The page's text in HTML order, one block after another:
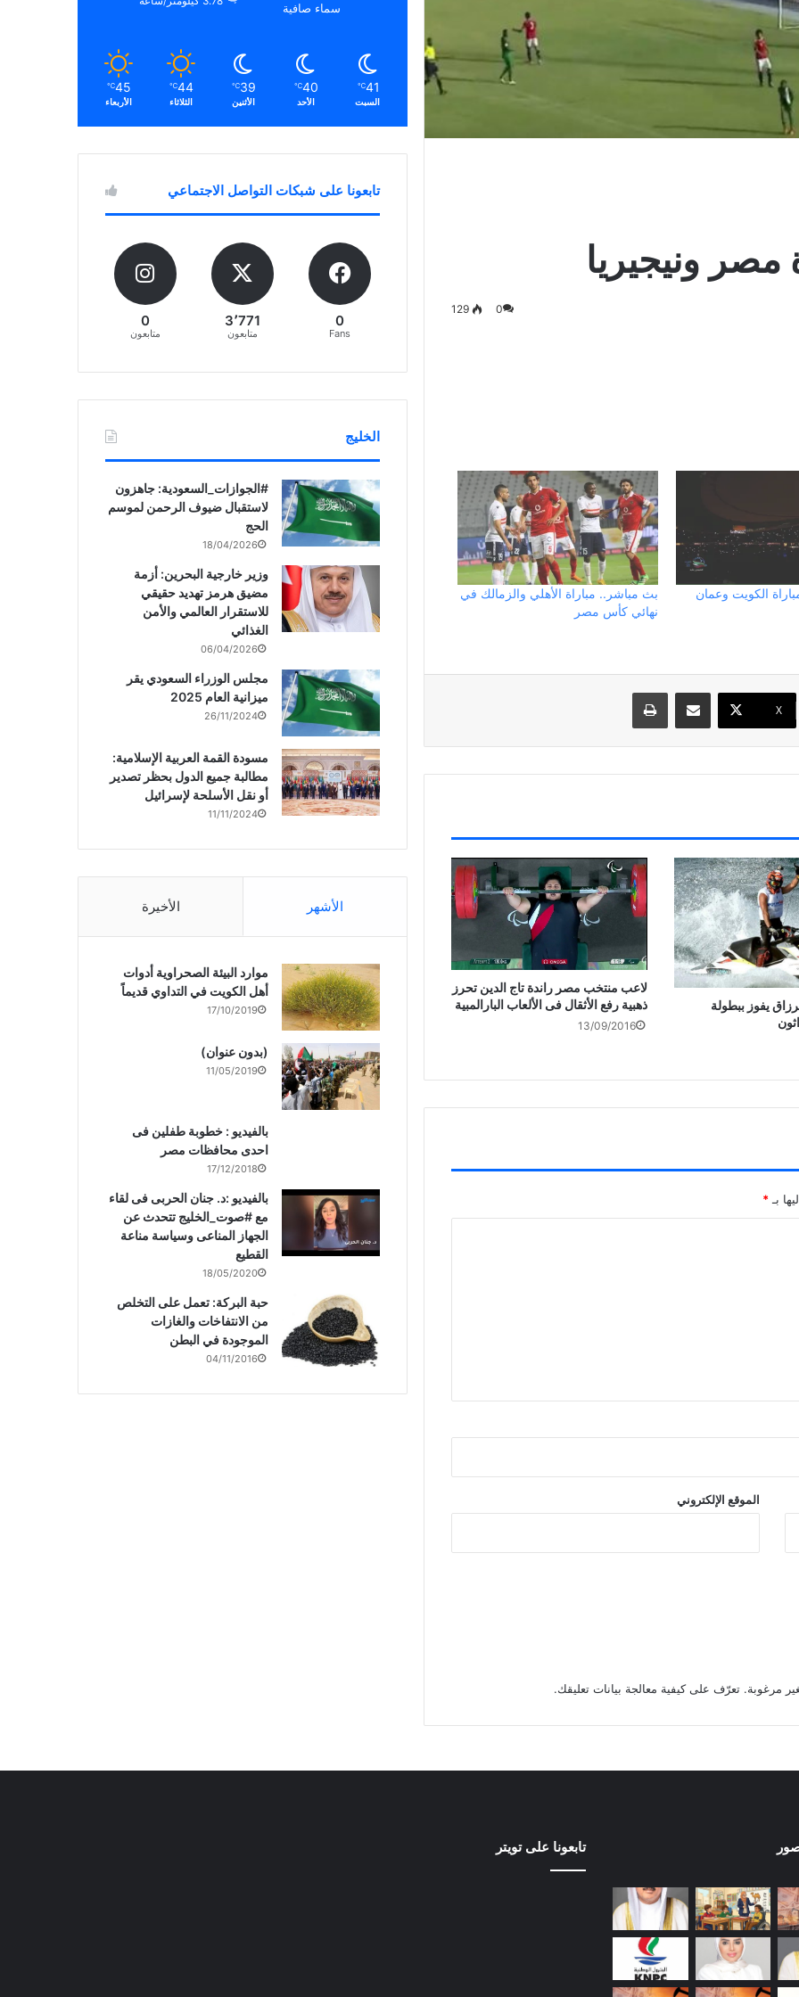
مصر ونيجيريا
0
129
الكويت وعمان
بث مباشر.. مباراة الأهلي والزمالك في
نهائي كأس مصر
X
مشاركة عبر البريد طباعة
يفوز ببطولة
لاعب منتخب مصر راندة تاج الدين تحرز
ذهبية رفع الأثقال فى الألعاب البارالمبية
13/09/2016
بـ*
الموقع الإلكتروني
تعرّف على كيفية معالجة بيانات تعليقك.
سماء صافية
41
℃
السبت
40
℃
الأحد
39
℃
الأثنين
44
℃
الثلاثاء
45
℃
الأربعاء
تابعونا على شبكات التواصل الاجتماعي
0
Fans
3٬771
متابعون
0
متابعون
الخليج
‏‎#الجوازات_السعودية: جاهزون
لاستقبال ضيوف الرحمن لموسم
الحج
18/04/2026
وزير خارجية البحرين: أزمة
مضيق هرمز تهديد حقيقي
للاستقرار العالمي والأمن
الغذائي
06/04/2026
مجلس الوزراء السعودي يقر
ميزانية العام 2025
26/11/2024
مسودة القمة العربية الإسلامية:
مطالبة جميع الدول بحظر تصدير
أو نقل الأسلحة لإسرائيل
11/11/2024
الأشهر الأخيرة
موارد البيئة الصحراوية أدوات
أهل الكويت في التداوي قديماً
17/10/2019
(بدون عنوان)
11/05/2019
بالفيديو : خطوبة طفلين فى
احدى محافظات مصر
17/12/2018
بالفيديو :د. جنان الحربى فى لقاء
مع #صوت_الخليج تتحدث عن
الجهاز المناعى وسياسة مناعة
القطيع
18/05/2020
حبة البركة: تعمل على التخلص
من الانتفاخات والغازات
الموجودة في البطن
04/11/2016
تابعونا على تويتر